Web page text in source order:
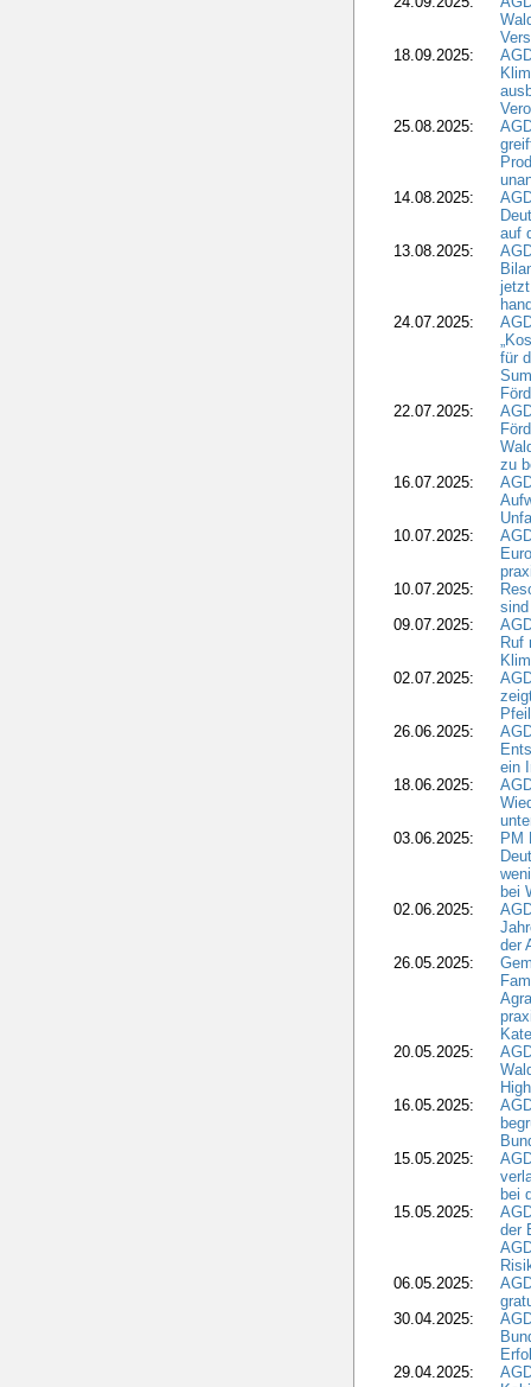
18.09.2025:
25.08.2025:
14.08.2025:
auf
13.08.2025:
24.07.2025:
für
22.07.2025:
zu
16.07.2025:
10.07.2025:
10.07.2025:
09.07.2025:
Ruf
02.07.2025:
26.06.2025:
ein
18.06.2025:
03.06.2025:
PM
bei
02.06.2025:
der
26.05.2025:
20.05.2025:
16.05.2025:
15.05.2025:
bei
15.05.2025:
der
06.05.2025:
30.04.2025:
29.04.2025: